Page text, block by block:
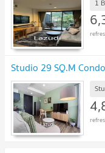
1
Studio 29 SQ.M